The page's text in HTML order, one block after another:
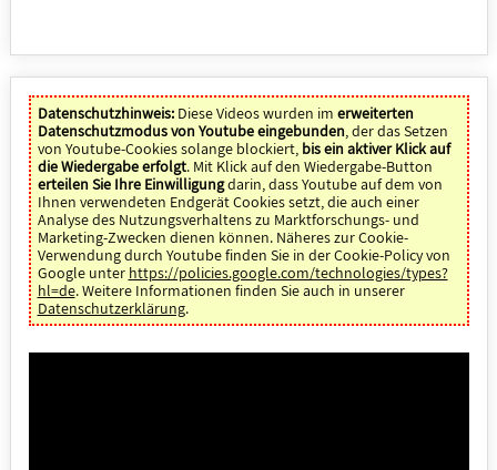
Datenschutzhinweis: Diese Videos wurden im erweiterten
Datenschutzmodus von Youtube eingebunden, der das Setzen
von Youtube-Cookies solange blockiert, bis ein aktiver Klick auf
die Wiedergabe erfolgt. Mit Klick auf den Wiedergabe-Button
erteilen Sie Ihre Einwilligungdarin, dass Youtube auf dem von
Ihnen verwendeten Endgerät Cookies setzt, die auch einer
Analyse des Nutzungsverhaltens zu Marktforschungs- und
Marketing-Zwecken dienen können. Näheres zur Cookie-
Verwendung durch Youtube finden Sie in der Cookie-Policy von
Google unter https://policies.google.com/technologies/types?
hl=de. Weitere Informationen finden Sie auch in unserer
Datenschutzerklärung.